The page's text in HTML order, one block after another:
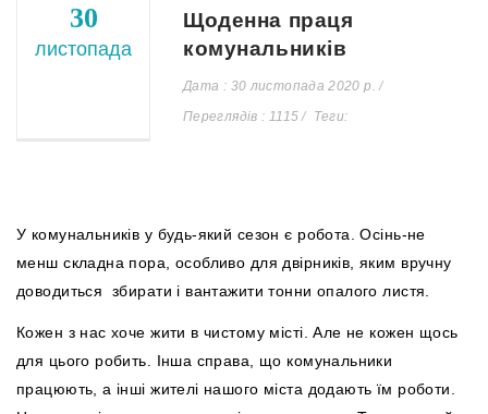
30
листопада
Щоденна праця
комунальників
Дата : 30 листопада 2020 р.
Переглядів : 1115
Теги:
У комунальників у будь-який сезон є робота. Осінь-не
менш складна пора, особливо для двірників, яким вручну
доводиться збирати і вантажити тонни опалого листя.
Кожен з нас хоче жити в чистому місті. Але не кожен щось
для цього робить. Інша справа, що комунальники
працюють, а інші жителі нашого міста додають їм роботи.